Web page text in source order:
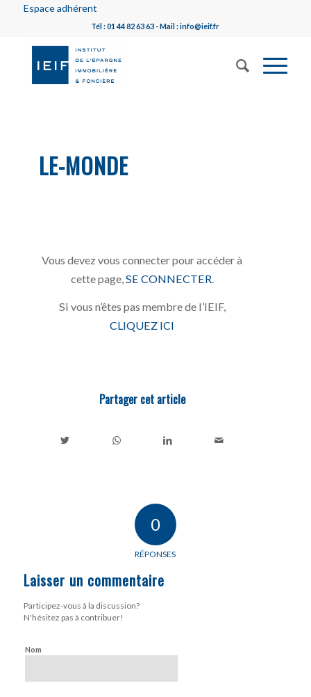
Espace adhérent
Tél : 01 44 82 63 63 - Mail : info@ieif.fr
LE-MONDE
Vous devez vous connecter pour accéder à
cette page, SE CONNECTER
Si vous n’êtes pas membre de l’IEIF,
CLIQUEZ ICI
Partager cet article
0
RÉPONSES
Laisser un commentaire
Participez-vous à la discussion?
N'hésitez pas à contribuer!
Nom